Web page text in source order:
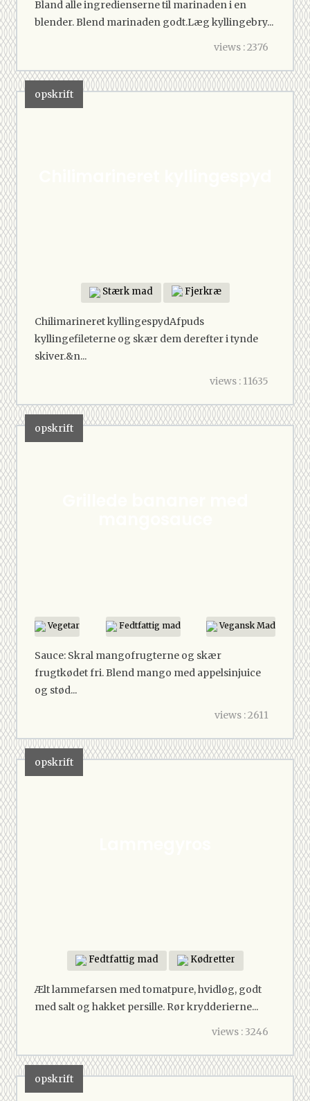
Bland alle ingredienserne til marinaden i en
blender. Blend marinaden godt.Læg kyllingebry...
views : 2376
opskrift
Stærk mad Fjerkræ
Chilimarineret kyllingespydAfpuds
kyllingefileterne og skær dem derefter i tynde
skiver.&n...
views : 11635
opskrift
Vegetar Fedtfattig mad Vegansk Mad
Sauce: Skral mangofrugterne og skær
frugtkødet fri. Blend mango med appelsinjuice
og stød...
views : 2611
opskrift
Fedtfattig mad Kødretter
Ælt lammefarsen med tomatpure, hvidløg, godt
med salt og hakket persille. Rør krydderierne...
views : 3246
opskrift